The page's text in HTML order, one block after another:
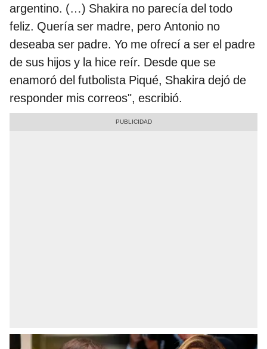
argentino. (…) Shakira no parecía del todo
feliz. Quería ser madre, pero Antonio no
deseaba ser padre. Yo me ofrecí a ser el padre
de sus hijos y la hice reír. Desde que se
enamoró del futbolista Piqué, Shakira dejó de
responder mis correos", escribió.